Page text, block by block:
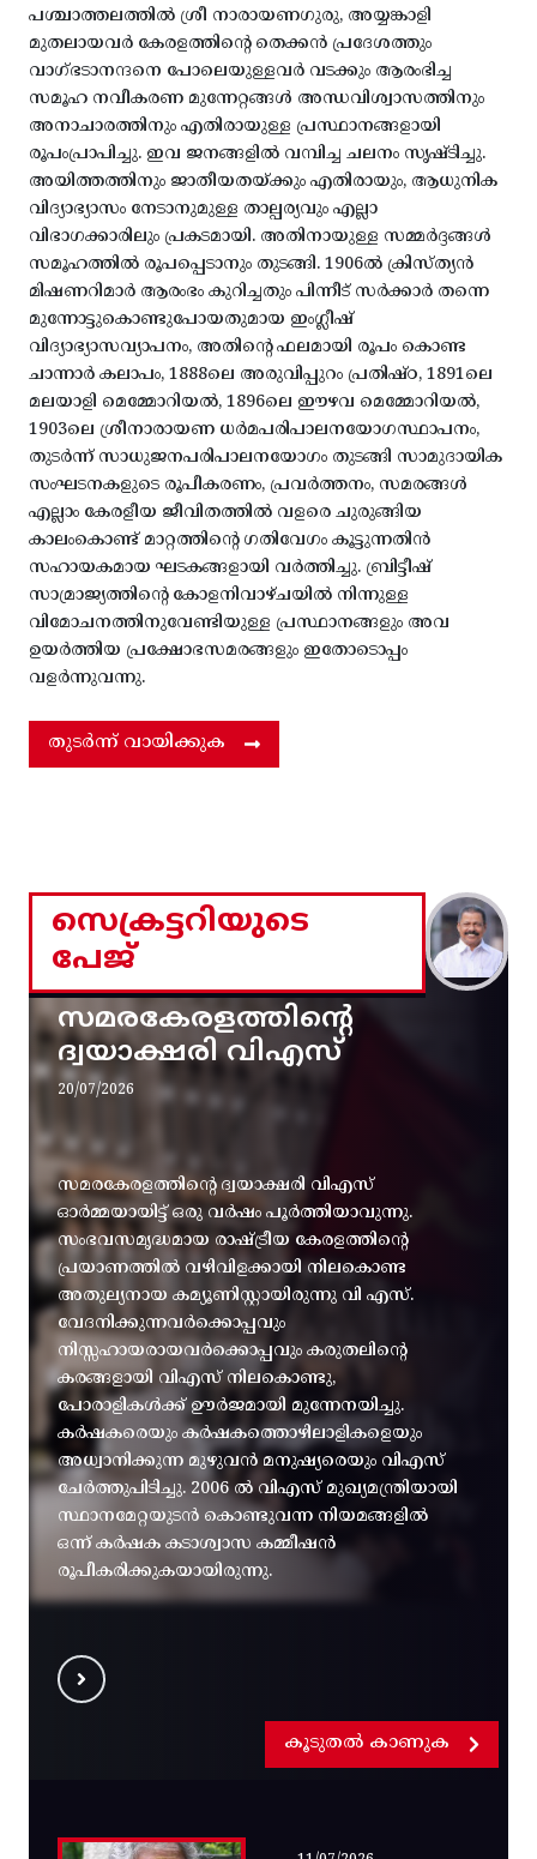
പശ്ചാത്തലത്തിൽ ശ്രീ നാരായണഗുരു, അയ്യങ്കാളി
മുതലായവർ കേരളത്തിന്റെ തെക്കൻ പ്രദേശത്തും
വാഗ്ഭടാനന്ദനെ പോലെയുള്ളവർ വടക്കും ആരംഭിച്ച
സമൂഹ നവീകരണ മുന്നേറ്റങ്ങൾ അന്ധവിശ്വാസത്തിനും
അനാചാരത്തിനും എതിരായുള്ള പ്രസ്ഥാനങ്ങളായി
രൂപംപ്രാപിച്ചു. ഇവ ജനങ്ങളിൽ വമ്പിച്ച ചലനം സൃഷ്ടിച്ചു.
അയിത്തത്തിനും ജാതീയതയ്ക്കും എതിരായും, ആധുനിക
വിദ്യാഭ്യാസം നേടാനുമുള്ള താല്പര്യവും എല്ലാ
വിഭാഗക്കാരിലും പ്രകടമായി. അതിനായുള്ള സമ്മർദ്ദങ്ങൾ
സമൂഹത്തിൽ രൂപപ്പെടാനും തുടങ്ങി. 1906ൽ ക്രിസ്ത്യൻ
മിഷണറിമാർ ആരംഭം കുറിച്ചതും പിന്നീട് സർക്കാർ തന്നെ
മുന്നോട്ടുകൊണ്ടുപോയതുമായ ഇംഗ്ലീഷ്
വിദ്യാഭ്യാസവ്യാപനം, അതിന്റെ ഫലമായി രൂപം കൊണ്ട
ചാന്നാർ കലാപം, 1888ലെ അരുവിപ്പുറം പ്രതിഷ്ഠ, 1891ലെ
മലയാളി മെമ്മോറിയൽ, 1896ലെ ഈഴവ മെമ്മോറിയൽ,
1903ലെ ശ്രീനാരായണ ധർമപരിപാലനയോഗസ്ഥാപനം,
തുടർന്ന് സാധുജനപരിപാലനയോഗം തുടങ്ങി സാമുദായിക
സംഘടനകളുടെ രൂപീകരണം, പ്രവർത്തനം, സമരങ്ങൾ
എല്ലാം കേരളീയ ജീവിതത്തിൽ വളരെ ചുരുങ്ങിയ
കാലംകൊണ്ട് മാറ്റത്തിന്റെ ഗതിവേഗം കൂട്ടുന്നതിൻ
സഹായകമായ ഘടകങ്ങളായി വർത്തിച്ചു. ബ്രിട്ടീഷ്
സാമ്രാജ്യത്തിന്റെ കോളനിവാഴ്ചയിൽ നിന്നുള്ള
വിമോചനത്തിനുവേണ്ടിയുള്ള പ്രസ്ഥാനങ്ങളും അവ
ഉയർത്തിയ പ്രക്ഷോഭസമരങ്ങളും ഇതോടൊപ്പം
വളർന്നുവന്നു.
തുടർന്ന് വായിക്കുക
സെക്രട്ടറിയുടെ
പേജ്
സമരകേരളത്തിൻ്റെ
ദ്വയാക്ഷരി വിഎസ്
20/07/2026
സമരകേരളത്തിൻ്റെ ദ്വയാക്ഷരി വിഎസ്
ഓർമ്മയായിട്ട് ഒരു വർഷം പൂർത്തിയാവുന്നു.
സംഭവസമൃദ്ധമായ രാഷ്ട്രീയ കേരളത്തിന്റെ
പ്രയാണത്തിൽ വഴിവിളക്കായി നിലകൊണ്ട
അതുല്യനായ കമ്യൂണിസ്റ്റായിരുന്നു വി എസ്.
വേദനിക്കുന്നവർക്കൊപ്പവും
നിസ്സഹായരായവർക്കൊപ്പവും കരുതലിന്റെ
കരങ്ങളായി വിഎസ് നിലകൊണ്ടു,
പോരാളികൾക്ക് ഊർജമായി മുന്നേനയിച്ചു.
കർഷകരെയും കർഷകത്തൊഴിലാളികളെയും
അധ്വാനിക്കുന്ന മുഴുവൻ മനുഷ്യരെയും വിഎസ്
ചേർത്തുപിടിച്ചു. 2006 ൽ വിഎസ് മുഖ്യമന്ത്രിയായി
സ്ഥാനമേറ്റയുടൻ കൊണ്ടുവന്ന നിയമങ്ങളിൽ
ഒന്ന് കർഷക കടാശ്വാസ കമ്മീഷൻ
രൂപീകരിക്കുകയായിരുന്നു.
കൂടുതൽ കാണുക